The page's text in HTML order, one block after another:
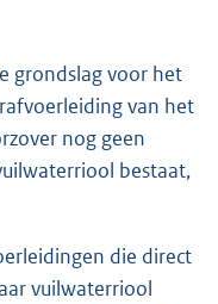
grondslag voor het
van het
nog geen
bestaat,
die direct
vuilwaterriool